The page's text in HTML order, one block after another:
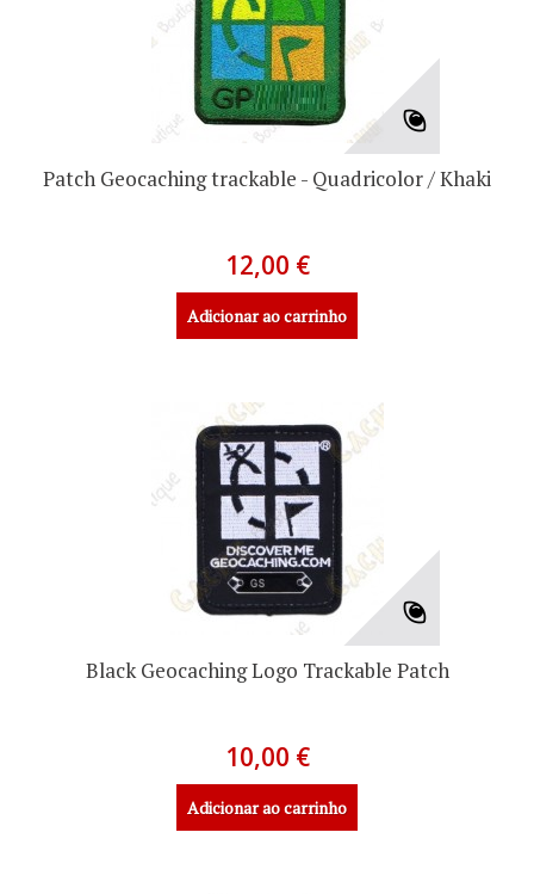
Patch Geocaching trackable - Quadricolor / Khaki
12,00 €
Adicionar ao carrinho
Black Geocaching Logo Trackable Patch
10,00 €
Adicionar ao carrinho